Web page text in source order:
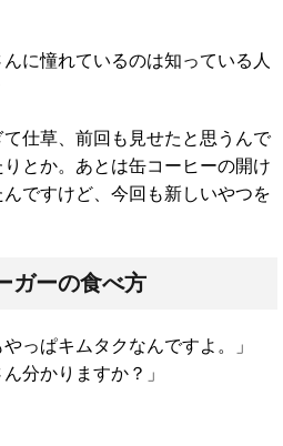
に憧れているのは知っている人
仕草、前回も見せたと思うんで
とか。あとは缶コーヒーの開け
ですけど、今回も新しいやつを
ガーの食べ方
っぱキムタクなんですよ。」
分かりますか？」